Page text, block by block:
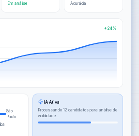
Em análise Acurácia
+24%
São
Paulo
IA Ativa
Processando 12 candidatos para análise de
viabilidade...